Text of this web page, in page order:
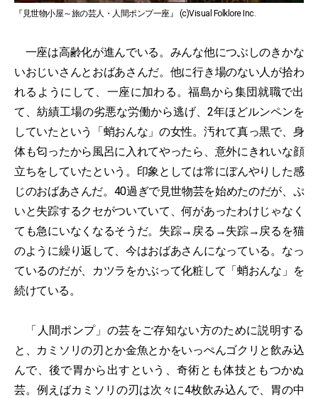
『見世物小屋～旅の芸人・人間ポンプ一座』 (c)Visual Folklore Inc.
一座は高齢化が進んでいる。みんな他につぶしのきかな
いおじいさんとおばあさんだ。他に行き場のない人が拾わ
れるようにして、一座に加わる。福島から集団就職で出
て、紡績工場の劣悪な労働から逃げ、2年ほどルンペンを
していたという「蛸おんな」の女性。汚れて真っ黒で、身
体も匂ったから風呂に入れてやったら、意外にきれいな顔
立ちをしていたという。印象としては常にぼんやりした感
じのおばあさんだ。40過ぎで見世物芸を始めたのだが、ぷ
いと失踪するクセがついていて、何があったわけじゃなく
ても急にいなくなるそうだ。失踪→戻る→失踪→戻るを猫
のように繰り返して、今はおばあさんになっている。なっ
ているのだが、カツラをかぶって化粧して「蛸おんな」を
続けている。
「人間ポンプ」の芸をご存知ない方のために説明する
と、カミソリの刃とか金魚とかをいっぺんゴクリと飲み込
んで、後で胃から出すという、奇術とも体技ともつかぬ
芸。例えばカミソリの刃は次々に4枚飲み込んで、胃の中